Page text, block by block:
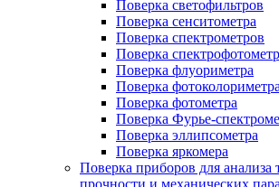
Поверка светофильтров
Поверка сенситометра
Поверка спектрометров
Поверка
Поверка флуориметра
Поверка фотоколориметра
Поверка фотометра
Поверка Фурье-
Поверка эллипсометра
Поверка яркомера
Поверка приборов для анализа
прочности и механических